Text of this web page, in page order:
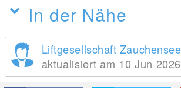
In der Nähe
aktualisiert am 10 Jun 2026